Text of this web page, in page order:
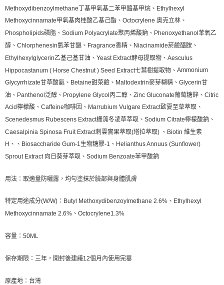
Methoxydibenzoylmethane丁基甲氧基二苯甲醯基甲烷、Ethylhexyl
Methoxycinnamate甲氧基肉桂酸乙基己酯、Octocrylene 奧克立林、
Phospholipids磷脂、Sodium Polyacrylate聚丙烯酸鈉、Phenoxyethanol苯氧乙
醇、Chlorphenesin氯苯甘醚、Fragrance香精、Niacinamide菸鹼醯胺、
Ethylhexylglycerin乙基己基甘油、Yeast Extract酵母提取物、Aesculus
Hippocastanum ( Horse Chestnut ) Seed Extract七葉樹提取物、 Ammonium
Glycyrrhizate甘草酸氨、Betaine甜菜鹼、Maltodextrin麥芽糊精、Glycerin甘
油、Panthenol泛醇、Propylene Glycol丙二醇、Zinc Gluconate葡萄糖鋅、Citric
Acid檸檬酸、Caffeine咖啡因、Marrubium Vulgare Extract歐夏至草萃取、
Scenedesmus Rubescens Extract栅藻冬凌草萃取、Sodium Citrate檸檬酸鈉、
Caesalpinia Spinosa Fruit Extract刺雲實果萃取(塔拉萃取) 、Biotin 維生素
H、、Biosaccharide Gum-1生物糖膠-1、Helianthus Annuus (Sunflower)
Sprout Extract 向日葵芽萃取、Sodium Benzoate苯甲酸鈉
用法：取適量防曬露，均勻塗抹於臉部與身體肌膚
特定用途成分(W/W)：Butyl Methoxydibenzoylmethane 2.6%、Ethylhexyl
Methoxycinnamate 2.6%、Octocrylene1.3%
容量：50ML
保存期限：三年，開封後建議12個月內使用完畢
原產地：台灣